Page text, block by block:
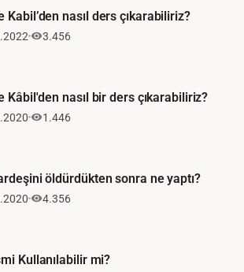
Kabil’den nasıl ders çıkarabiliriz?
3.456
Kâbil'den nasıl bir ders çıkarabiliriz?
1.446
öldürdükten sonra ne yaptı?
4.356
Kullanılabilir mi?